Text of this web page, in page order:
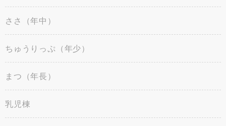
ささ（年中）
ちゅうりっぷ（年少）
まつ（年長）
乳児棟